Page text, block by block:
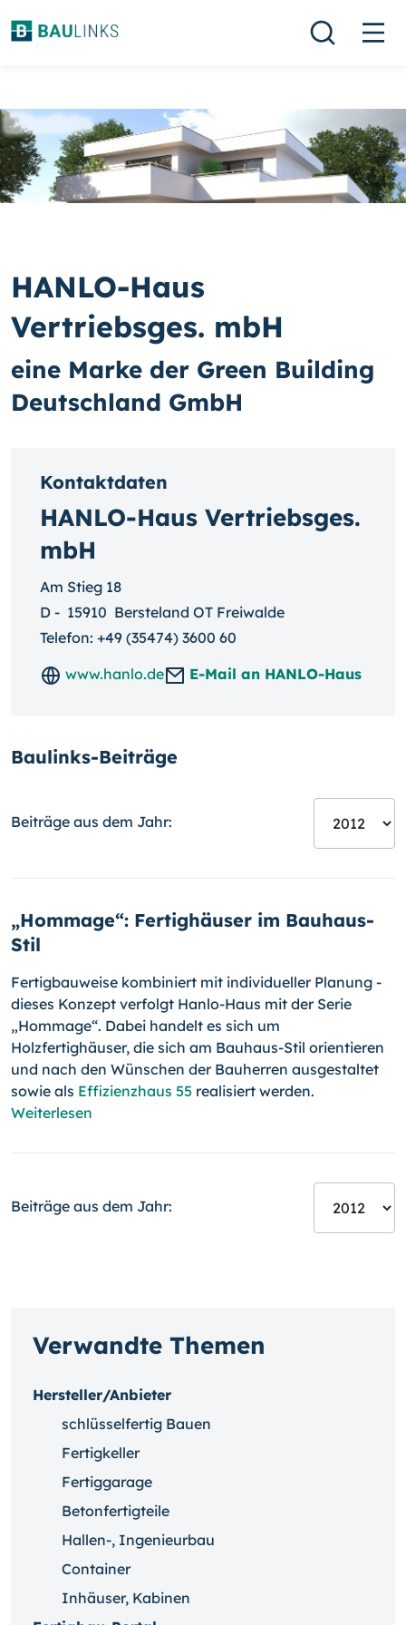
HANLO-Haus
Vertriebsges. mbH
eine Marke der Green Building
Deutschland GmbH
Kontaktdaten
HANLO-Haus Vertriebsges.
mbH
Am Stieg 18
D - 15910 Bersteland OT Freiwalde
Telefon: +49 (35474) 3600 60
www.hanlo.de
E-Mail an HANLO-Haus
Baulinks-Beiträge
Beiträge aus dem Jahr:
„Hommage“: Fertighäuser im Bauhaus-
Stil
Fertigbauweise kombiniert mit individueller Planung -
dieses Konzept ver­folgt Hanlo-Haus mit der Serie
„Hommage“. Dabei handelt es sich um
Holzfertighäuser, die sich am Bauhaus-Stil orientieren
und nach den Wünschen der Bauherren ausge­staltet
sowie als Effizienzhaus 55 realisiert werden.
Weiterlesen
Beiträge aus dem Jahr:
Verwandte Themen
Hersteller/Anbieter
schlüsselfertig Bauen
Fertigkeller
Fertiggarage
Betonfertigteile
Hallen-, Ingenieurbau
Container
Inhäuser, Kabinen